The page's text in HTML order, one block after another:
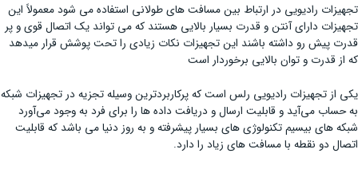
تجهیزات رادیویی در ارتباط بین مسافت های طولانی استفاده می شود معمولاً این
تجهیزات دارای آنتن و قدرت بسیار بالایی هستند که می تواند یک اتصال قوی و پر
قدرت پیش رو داشته باشند این تجهیزات نکات زیادی را تحت پوشش قرار میدهد
که از قدرت و توان بالایی برخوردار است
یکی از تجهیزات رادیویی رلس است که پرکاربردترین وسیله تجزیه در تجهیزات شبکه
به حساب می‌آید و قابلیت ارسال و دریافت داده ها را برای فرد به وجود می‌آورد
شبکه های بیسیم تکنولوژی های بسیار پیشرفته و به روز دنیا می باشد که قابلیت
اتصال دو نقطه با مسافت های زیاد را دارد.